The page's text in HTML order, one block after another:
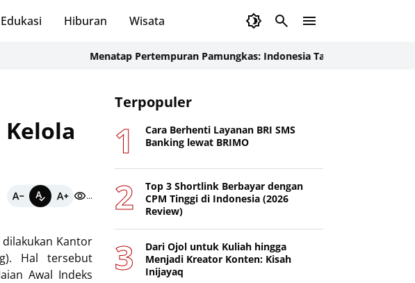
Edukasi Hiburan Wisata
Menatap Pertempuran Pamungkas: Indonesia Tancap Gas Menjelang Laga
...
Kantor
Hal tersebut
Awal Indeks
Terpopuler
Cara Berhenti Layanan BRI SMS
Banking lewat BRIMO
Top 3 Shortlink Berbayar dengan
CPM Tinggi di Indonesia (2026
Review)
Dari Ojol untuk Kuliah hingga
Menjadi Kreator Konten: Kisah
Inijayaq